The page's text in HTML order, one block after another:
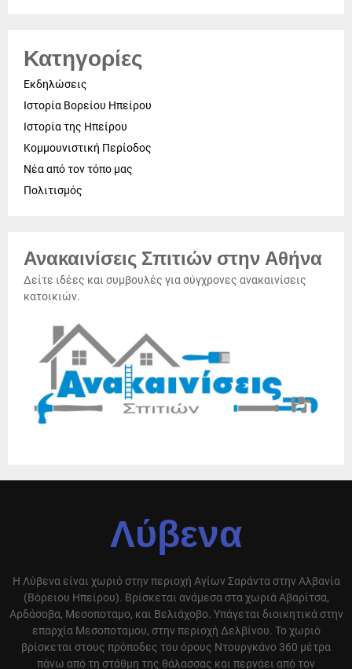
Κατηγορίες
Εκδηλώσεις
Ιστορία Βορείου Ηπείρου
Ιστορία της Ηπείρου
Κομμουνιστική Περίοδος
Νέα από τον τόπο μας
Πολιτισμός
Ανακαινίσεις Σπιτιών στην Αθήνα
Δείτε ιδέες και συμβουλές για σύγχρονες ανακαινίσεις
κατοικιών.
Λύβενα
Η Λύβενα είναι χωριό στην περιοχή Αγίων Σαράντα στην Αλβανία
(Βόρειου Ηπείρου). Βρίσκεται ανάμεσα στα χωριά Αβαρίτσα,
Αρδάσοβα, Μεσοποταμο, και Βελιάχοβο. Υπάγεται διοικητικά στην
επαρχία Μεσοποταμου, στην περιοχή Δελβίνου. Το χωριό
βρίσκεται στους πρόποδες του όρους Ντουργκάνο 360 μέτρα
πάνω από τη στάθμη της θάλασσας και περνάει από τον